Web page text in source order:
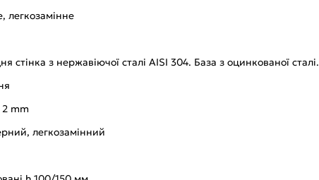
легкозамінне
стінка з нержавіючої сталі AISI 304. База з оцинкованої сталі.
mm
легкозамінний